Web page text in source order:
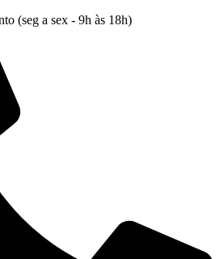
(seg a sex - 9h às 18h)